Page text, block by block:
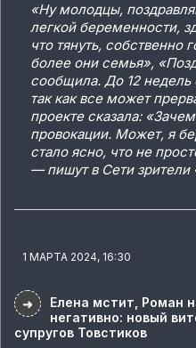
«Ну молодцы,
легкой беременности,
что тянуть, собственно
более они семья»,
сообщила. До 12 недель
так как все может
проекте сказала:
провокации. Может, я
стало ясно, что не
— пишут в Сети
1 МАРТА 2024, 16:30
➜
Елена мстит, Роман
негативно: новый
супругов Товстиков